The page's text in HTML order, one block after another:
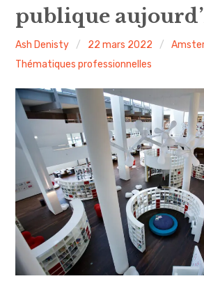
publique
Ash Denisty 22 mars 2022
Thématiques professionnelles